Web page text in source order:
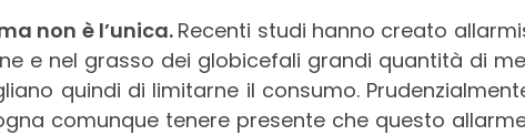
non è l’unica.Recenti studi hanno creato
e nel grasso dei globicefali grandi quantità di
quindi di limitarne il consumo.
comunque tenere presente che questo